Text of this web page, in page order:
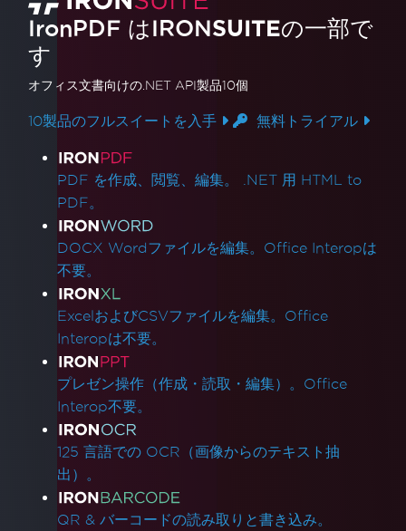
IronPDF はIRONSUITEの一部で
す
オフィス文書向けの.NET API製品10個
10製品のフルスイートを入手 無料トライアル
製品リンク
PDF を作成、閲覧、編集。 .NET 用 HTML to
PDF。
DOCX Wordファイルを編集。Office Interopは
不要。
ExcelおよびCSVファイルを編集。Office
Interopは不要。
プレゼン操作（作成・読取・編集）。Office
Interop不要。
125 言語での OCR（画像からのテキスト抽
出）。
QR & バーコードの読み取りと書き込み。